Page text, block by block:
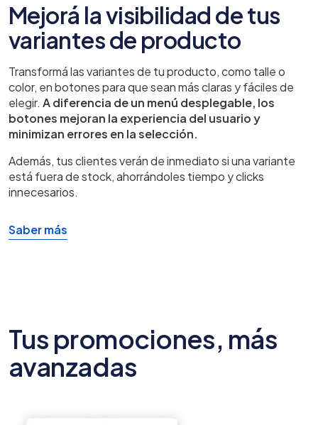
Mejorá la visibilidad de tus
variantes de producto
Transformá las variantes de tu producto, como talle o
color, en botones para que sean más claras y fáciles de
elegir. A diferencia de un menú desplegable, los
botones mejoran la experiencia del usuario y
minimizan errores en la selección.
Además, tus clientes verán de inmediato si una variante
está fuera de stock, ahorrándoles tiempo y clicks
innecesarios.
Saber más
Tus promociones, más
avanzadas